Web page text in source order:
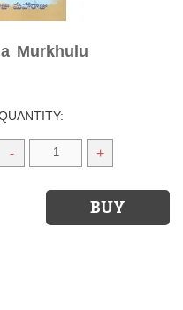
Murkhulu
- +